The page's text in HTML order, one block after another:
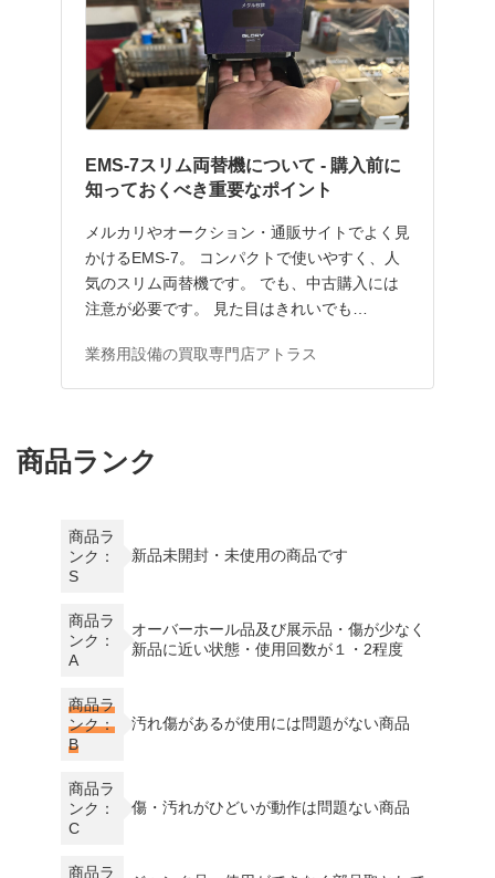
EMS-7スリム両替機について - 購入前に
知っておくべき重要なポイント
メルカリやオークション・通販サイトでよく見
かけるEMS-7。 コンパクトで使いやすく、人
気のスリム両替機です。 でも、中古購入には
注意が必要です。 見た目はきれいでも…
業務用設備の買取専門店アトラス
商品ランク
商品ラ
ンク：
S
新品未開封・未使用の商品です
商品ラ
ンク：
A
オーバーホール品及び展示品・傷が少なく
新品に近い状態・使用回数が１・2程度
商品ラ
ンク：
B
汚れ傷があるが使用には問題がない商品
商品ラ
ンク：
C
傷・汚れがひどいが動作は問題ない商品
商品ラ